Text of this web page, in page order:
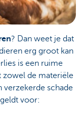
? Dan weet je dat
erg groot kan
is een ruime
zowel de materiële
verzekerde schade
voor: